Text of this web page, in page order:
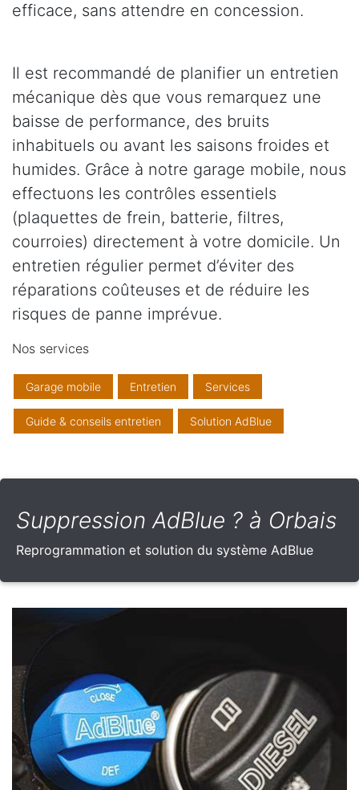
efficace, sans attendre en concession.
Il est recommandé de planifier un entretien
mécanique dès que vous remarquez une
baisse de performance, des bruits
inhabituels ou avant les saisons froides et
humides. Grâce à notre garage mobile, nous
effectuons les contrôles essentiels
(plaquettes de frein, batterie, filtres,
courroies) directement à votre domicile. Un
entretien régulier permet d’éviter des
réparations coûteuses et de réduire les
risques de panne imprévue.
Nos services
Garage mobile Entretien Services
Guide & conseils entretien Solution AdBlue
Suppression AdBlue ? à Orbais
Reprogrammation et solution du système AdBlue